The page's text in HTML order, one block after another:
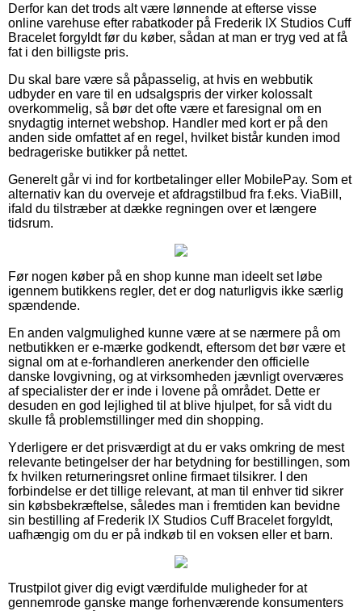
Derfor kan det trods alt være lønnende at efterse visse
online varehuse efter rabatkoder på Frederik IX Studios Cuff
Bracelet forgyldt før du køber, sådan at man er tryg ved at få
fat i den billigste pris.
Du skal bare være så påpasselig, at hvis en webbutik
udbyder en vare til en udsalgspris der virker kolossalt
overkommelig, så bør det ofte være et faresignal om en
snydagtig internet webshop. Handler med kort er på den
anden side omfattet af en regel, hvilket bistår kunden imod
bedrageriske butikker på nettet.
Generelt går vi ind for kortbetalinger eller MobilePay. Som et
alternativ kan du overveje et afdragstilbud fra f.eks. ViaBill,
ifald du tilstræber at dække regningen over et længere
tidsrum.
Før nogen køber på en shop kunne man ideelt set løbe
igennem butikkens regler, det er dog naturligvis ikke særlig
spændende.
En anden valgmulighed kunne være at se nærmere på om
netbutikken er e-mærke godkendt, eftersom det bør være et
signal om at e-forhandleren anerkender den officielle
danske lovgivning, og at virksomheden jævnligt overværes
af specialister der er inde i lovene på området. Dette er
desuden en god lejlighed til at blive hjulpet, for så vidt du
skulle få problemstillinger med din shopping.
Yderligere er det prisværdigt at du er vaks omkring de mest
relevante betingelser der har betydning for bestillingen, som
fx hvilken returneringsret online firmaet tilsikrer. I den
forbindelse er det tillige relevant, at man til enhver tid sikrer
sin købsbekræftelse, således man i fremtiden kan bevidne
sin bestilling af Frederik IX Studios Cuff Bracelet forgyldt,
uafhængig om du er på indkøb til en voksen eller et barn.
Trustpilot giver dig evigt værdifulde muligheder for at
gennemrode ganske mange forhenværende konsumenters